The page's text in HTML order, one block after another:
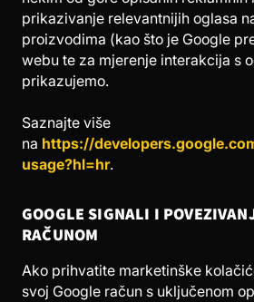
prikazivanje relevantnijih oglasa
proizvodima (kao što je Google
webu te za mjerenje interakcija s
prikazujemo.
Saznajte više
na https://
usage?hl=hr.
GOOGLE SIGNALI I
RAČUNOM
Ako prihvatite marketinške
svoj Google račun s uključenom